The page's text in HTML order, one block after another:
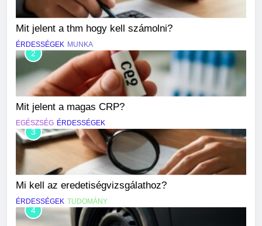
Mit jelent a thm hogy kell számolni?
ÉRDESSÉGEK MUNKA
2
Mit jelent a magas CRP?
EGÉSZSÉG ÉRDESSÉGEK
3
Mi kell az eredetiségvizsgálathoz?
ÉRDESSÉGEK TUDOMÁNY
4